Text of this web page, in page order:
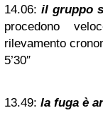
14.06: il gruppo
procedono
rilevamento
5’30″
13.49: la fuga è